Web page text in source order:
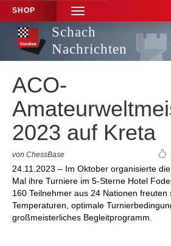
SHOP
TOGGLE
NAVIGATION
Schach
Nachrichten
ACO-
2023 auf Kreta
von ChessBase
24.11.2023 – Im Oktober organisierte
Mal ihre Turniere im 5-Sterne Hotel
160 Teilnehmer aus 24 Nationen
Temperaturen, optimale
großmeisterliches Begleitprogramm.